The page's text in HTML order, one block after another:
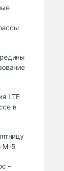
LTE
в
М-5
–